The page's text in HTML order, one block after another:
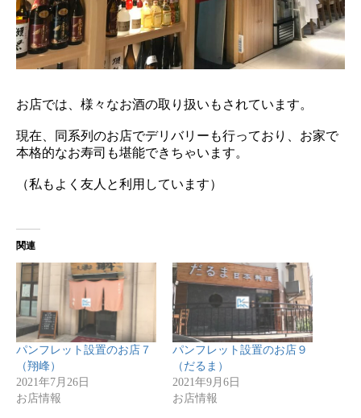
お店では、様々なお酒の取り扱いもされています。
現在、同系列のお店でデリバリーも行っており、お家で
本格的なお寿司も堪能できちゃいます。
（私もよく友人と利用しています）
関連
パンフレット設置のお店７
（翔峰）
2021年7月26日
お店情報
パンフレット設置のお店９
（だるま）
2021年9月6日
お店情報